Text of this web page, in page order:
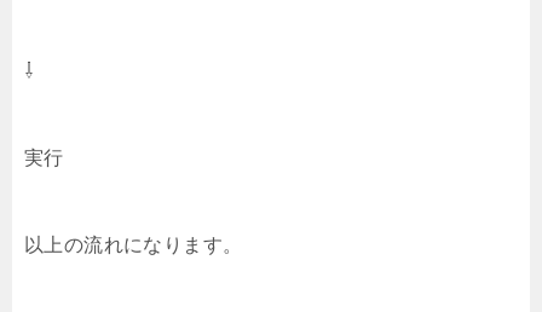
⇩
実行
以上の流れになります。